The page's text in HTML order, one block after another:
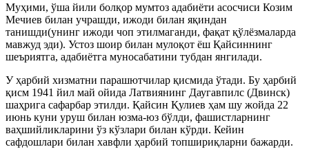
Муҳими, ўша йили болқор мумтоз адабиёти асосчиси Козим
Мечиев билан учрашди, ижоди билан яқиндан
танишди(унинг ижоди чоп этилмаганди, фақат қўлёзмаларда
мавжуд эди). Устоз шоир билан мулоқот ёш Қайсиннинг
шеъриятга, адабиётга муносабатини тубдан янгилади.
У ҳарбий хизматни парашютчилар қисмида ўтади. Бу ҳарбий
қисм 1941 йил май ойида Латвиянинг Даугавпилс (Двинск)
шаҳрига сафарбар этилди. Қайсин Қулиев ҳам шу жойда 22
июнь куни уруш билан юзма-юз бўлди, фашистларнинг
ваҳшийликларини ўз кўзлари билан кўрди. Кейин
сафдошлари билан хавфли ҳарбий топшириқларни бажарди.